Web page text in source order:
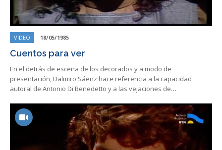
VIDEO 18/05/1985
Cuentos para ver
En el detrás de escena de los decorados y a modo de
presentación, Dalmiro Sáenz hace referencia a la capacidad
autoral de Antonio Di Benedetto y a las vejaciones de…